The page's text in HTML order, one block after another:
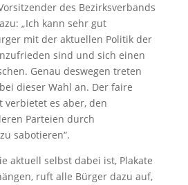
des Bezirksverbands
„Ich kann sehr gut
mit der aktuellen Politik der
sind und sich einen
Genau deswegen treten
dieser Wahl an. Der faire
verbietet es aber, den
Parteien durch
sabotieren“.
aktuell selbst dabei ist, Plakate
ruft alle Bürger dazu auf,